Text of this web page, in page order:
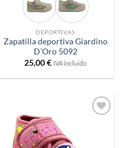
DEPORTIVAS
Zapatilla deportiva Giardino
D’Oro 5092
25,00€ IVA incluido